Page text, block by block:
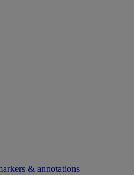
& annotations